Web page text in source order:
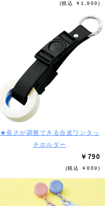
(税込 ￥1,969)
★長さが調整できる合皮ワンタッ
チホルダー
￥790
(税込 ￥869)